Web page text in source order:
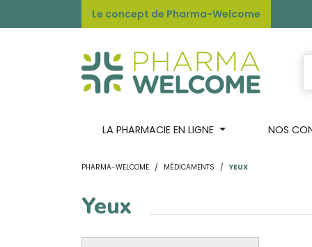
Le concept de Pharma-Welcome
LA PHARMACIE EN LIGNE NOS
PHARMA-WELCOME MÉDICAMENTS YEUX
Yeux